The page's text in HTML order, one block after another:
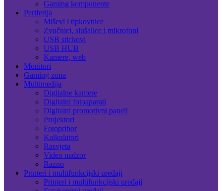
Gaming komponente
Periferija
Miševi i tipkovnice
Zvučnici, slušalice i mikrofoni
USB stickovi
USB HUB
Kamere, web
Monitori
Gaming zona
Multimedija
Digitalne kamere
Digitalni fotoaparati
Digitalni promotivni paneli
Projektori
Fotopribor
Kalkulatori
Rasvjeta
Video nadzor
Razno
Printeri i multifunkcijski uređaji
Printeri i multifunkcijski uređaji